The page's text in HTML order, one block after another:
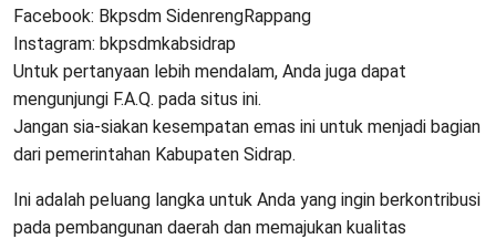
Facebook: Bkpsdm SidenrengRappang
Instagram: bkpsdmkabsidrap
Untuk pertanyaan lebih mendalam, Anda juga dapat
mengunjungi F.A.Q. pada situs ini.
Jangan sia-siakan kesempatan emas ini untuk menjadi bagian
dari pemerintahan Kabupaten Sidrap.
Ini adalah peluang langka untuk Anda yang ingin berkontribusi
pada pembangunan daerah dan memajukan kualitas